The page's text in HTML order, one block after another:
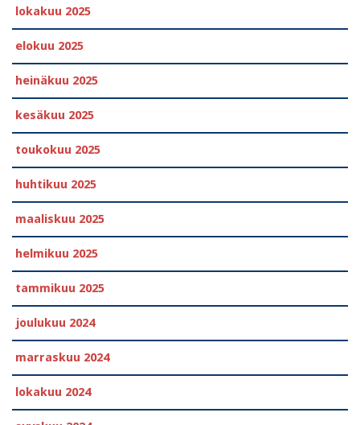
lokakuu 2025
elokuu 2025
heinäkuu 2025
kesäkuu 2025
toukokuu 2025
huhtikuu 2025
maaliskuu 2025
helmikuu 2025
tammikuu 2025
joulukuu 2024
marraskuu 2024
lokakuu 2024